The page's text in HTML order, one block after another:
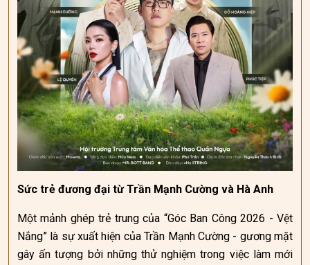
Sức trẻ đương đại từ Trần Mạnh Cường và Hà Anh
Một mảnh ghép trẻ trung của “Góc Ban Công 2026 - Vệt
Nắng” là sự xuất hiện của Trần Mạnh Cường - gương mặt
gây ấn tượng bởi những thử nghiệm trong việc làm mới